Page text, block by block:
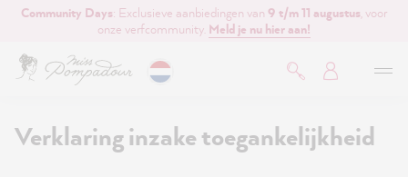
hoofdinhoud
Community Days: Exclusieve aanbiedingen van 9 t/m 11 augustus , voor
onze verfcommunity. Meld je nu hier aan!
Verklaring inzake toegankelijkheid